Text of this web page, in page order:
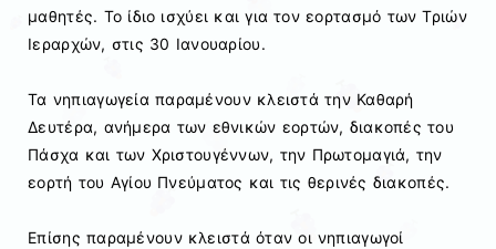
μαθητές. Το ίδιο ισχύει και για τον εορτασμό των Τριών
Ιεραρχών, στις 30 Ιανουαρίου.
Τα νηπιαγωγεία παραμένουν κλειστά την Καθαρή
Δευτέρα, ανήμερα των εθνικών εορτών, διακοπές του
Πάσχα και των Χριστουγέννων, την Πρωτομαγιά, την
εορτή του Αγίου Πνεύματος και τις θερινές διακοπές.
Επίσης παραμένουν κλειστά όταν οι νηπιαγωγοί